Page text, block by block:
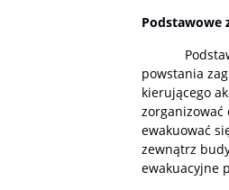
Podstawowe
powstania
kierującego
ewakuować
zewnątrz
ewakuacyjne